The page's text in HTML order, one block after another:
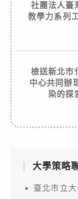
社團法人臺
教學力系列
檢送新北市
中心共同辦
染的探
大學策略
臺北市立大